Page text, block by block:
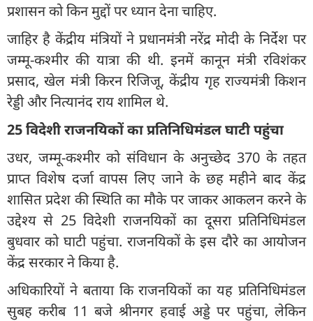
प्रशासन को किन मुद्दों पर ध्यान देना चाहिए.
जाहिर है केंद्रीय मंत्रियों ने प्रधानमंत्री नरेंद्र मोदी के निर्देश पर
जम्मू-कश्मीर की यात्रा की थी. इनमें कानून मंत्री रविशंकर
प्रसाद, खेल मंत्री किरन रिजिजू, केंद्रीय गृह राज्यमंत्री किशन
रेड्डी और नित्यानंद राय शामिल थे.
25 विदेशी राजनयिकों का प्रतिनिधिमंडल घाटी पहुंचा
उधर, जम्मू-कश्मीर को संविधान के अनुच्छेद 370 के तहत
प्राप्त विशेष दर्जा वापस लिए जाने के छह महीने बाद केंद्र
शासित प्रदेश की स्थिति का मौके पर जाकर आकलन करने के
उद्देश्य से 25 विदेशी राजनयिकों का दूसरा प्रतिनिधिमंडल
बुधवार को घाटी पहुंचा. राजनयिकों के इस दौरे का आयोजन
केंद्र सरकार ने किया है.
अधिकारियों ने बताया कि राजनयिकों का यह प्रतिनिधिमंडल
सुबह करीब 11 बजे श्रीनगर हवाई अड्डे पर पहुंचा, लेकिन